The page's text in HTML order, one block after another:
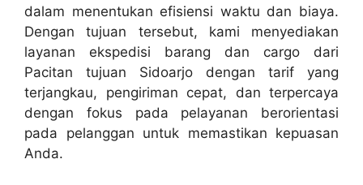
dalam menentukan efisiensi waktu dan biaya.
Dengan tujuan tersebut, kami menyediakan
layanan ekspedisi barang dan cargo dari
Pacitan tujuan Sidoarjo dengan tarif yang
terjangkau, pengiriman cepat, dan terpercaya
dengan fokus pada pelayanan berorientasi
pada pelanggan untuk memastikan kepuasan
Anda.